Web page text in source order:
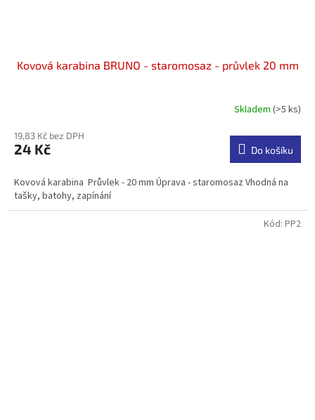
Kovová karabina BRUNO - staromosaz - průvlek 20 mm
produktu
je
z
5
hvězdiček.
Skladem(>5 ks)
19,83 Kč bez DPH
24 Kč Do košíku
Kovová karabina Průvlek - 20 mm Úprava - staromosaz Vhodná na
tašky, batohy, zapínání
Kód: PP2